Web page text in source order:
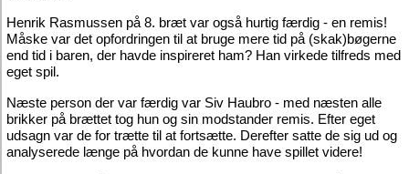
Henrik Rasmussen på 8. bræt var også hurtig færdig - en remis!
Måske var det opfordringen til at bruge mere tid på (skak)bøgerne
end tid i baren, der havde inspireret ham? Han virkede tilfreds med
eget spil.
Næste person der var færdig var Siv Haubro - med næsten alle
brikker på brættet tog hun og sin modstander remis. Efter eget
udsagn var de for trætte til at fortsætte. Derefter satte de sig ud og
analyserede længe på hvordan de kunne have spillet videre!